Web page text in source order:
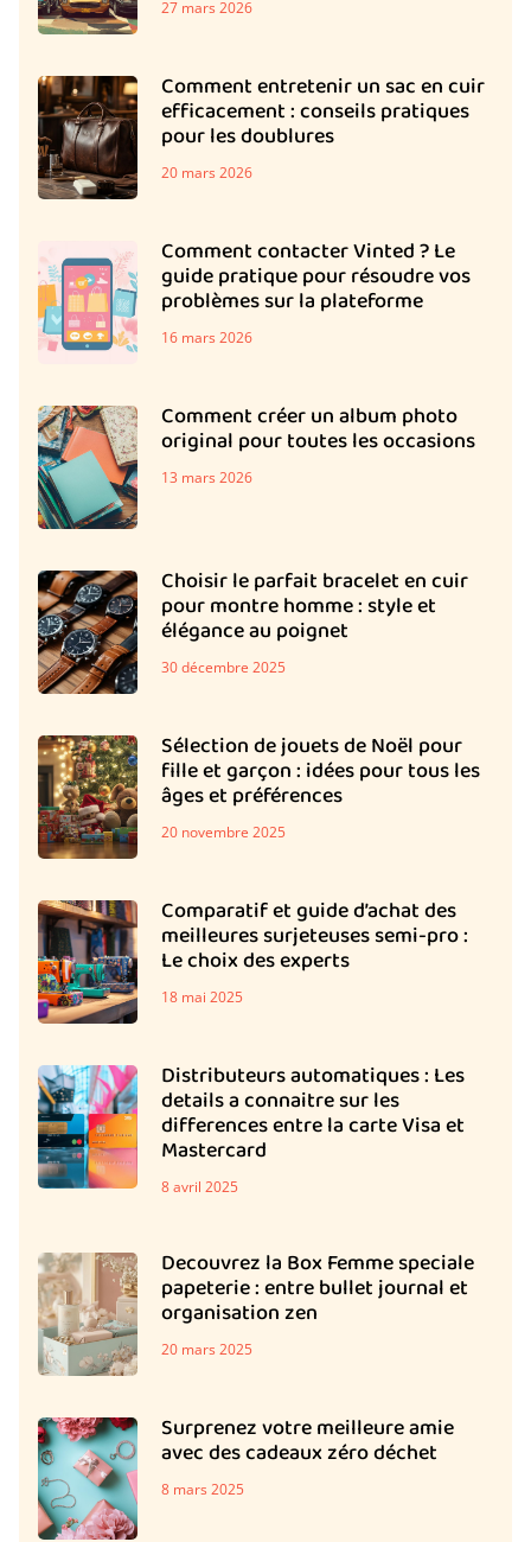
27 mars 2026
Comment entretenir un sac en cuir
efficacement : conseils pratiques
pour les doublures
20 mars 2026
Comment contacter Vinted ? Le
guide pratique pour résoudre vos
problèmes sur la plateforme
16 mars 2026
Comment créer un album photo
original pour toutes les occasions
13 mars 2026
Choisir le parfait bracelet en cuir
pour montre homme : style et
élégance au poignet
30 décembre 2025
Sélection de jouets de Noël pour
fille et garçon : idées pour tous les
âges et préférences
20 novembre 2025
Comparatif et guide d’achat des
meilleures surjeteuses semi-pro :
Le choix des experts
18 mai 2025
Distributeurs automatiques : Les
details a connaitre sur les
differences entre la carte Visa et
Mastercard
8 avril 2025
Decouvrez la Box Femme speciale
papeterie : entre bullet journal et
organisation zen
20 mars 2025
Surprenez votre meilleure amie
avec des cadeaux zéro déchet
8 mars 2025